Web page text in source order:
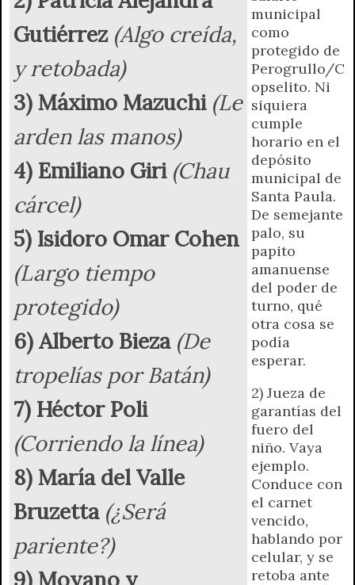
d
Gutiérrez (Algo creída,
y retobada)
3) Máximo Mazuchi(Le
arden las manos)
4) Emiliano Giri(Chau
cárcel)
5) Isidoro Omar Cohen
(Largo tiempo
protegido)
6) Alberto Bieza(De
tropelías por Batán)
7) Héctor Poli
(Corriendo la línea)
8) María del Valle
Bruzetta(¿Será
pariente?)
9) Moyano y
municipal
como
protegido de
Perogrullo/C
opselito. Ni
siquiera
cumple
horario en el
depósito
municipal de
Santa Paula.
De semejante
palo, su
papito
amanuense
del poder de
turno, qué
otra cosa se
podía
esperar.
2) Jueza de
garantías del
fuero del
niño. Vaya
ejemplo.
Conduce con
el carnet
vencido,
hablando por
celular, y se
retoba ante